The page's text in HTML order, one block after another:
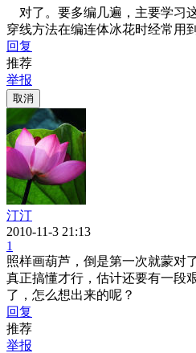
对了。要多编几遍，主要学习
穿线方法在编连体冰花时经常用到
回复
推荐
举报
取消
汀汀
2010-11-3 21:13
1
照样画葫芦，倒是第一次就蒙对
真正搞懂才行，估计还要有一段
了，怎么想出来的呢？
回复
推荐
举报